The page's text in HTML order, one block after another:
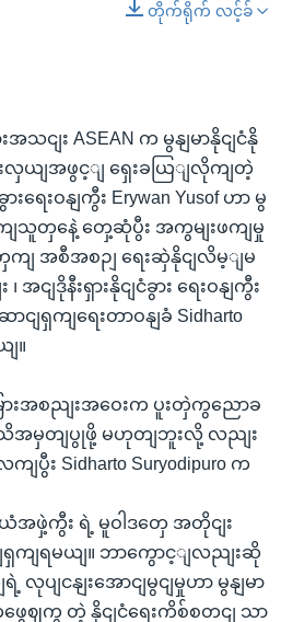
တိုက်ရိုက် လင့်ခ်
သငျး ASEAN က မွနျမာနိုငျငံနို
းလှယျအဖွင့ျ ရှေးခယြျလိုကျတဲ့
းရေးဝနျကွီး Erywan Yusof ဟာ မွ
ထိုကျသူတှနေဲ့ တှေ့ဆုံပွီး အကွမျးဖကျမှု
ကျ အစီအစဉျ ရေးဆှဲနိုငျလိမ့ျမ
ငျဒိုနီးရှားနိုငျငံခွား ရေးဝနျကွီး
ငျရှကျရေးတာဝနျခံ Sidharto
ျ။
ားအစညျးအဝေးက ပူးတှဲကွညောခ
အမှတျပွုဖို့ မဟုတျဘူးလို့ လညျး
ပွီး Sidharto Suryodipuro က
ယံအဖှဲ့ကွီး ရဲ့ မူဝါဒတှေ အတိုငျး
ရှကျရမယျ။ ဘာကွောင့ျလညျးဆို
ပျငနျးအောငျမွငျမှုဟာ မွနျမာ
ေဈကွ တဲ့ နိုငျငံရေးကိစ်စတငျ သာ